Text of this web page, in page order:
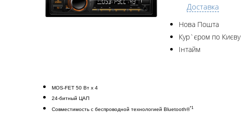
Доставка
Нова Пошта
Кур`єром по Києву
Інтайм
MOS-FET 50 Вт x 4
24-битный ЦАП
Совместимость с беспроводной технологией Bluetooth®*1